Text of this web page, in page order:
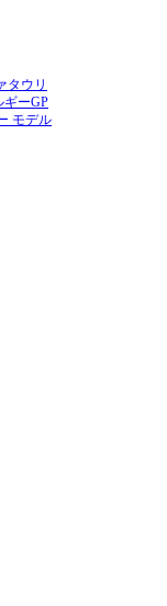
タウリ
ギーGP
モデル